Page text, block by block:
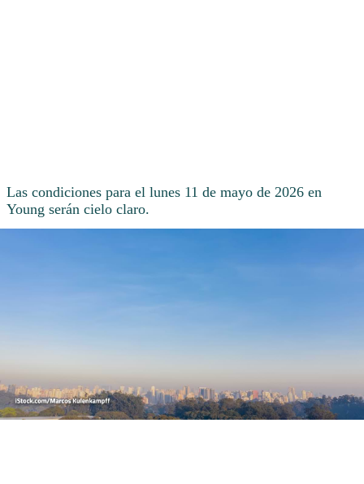
Las condiciones para el lunes 11 de mayo de 2026 en
Young serán cielo claro.